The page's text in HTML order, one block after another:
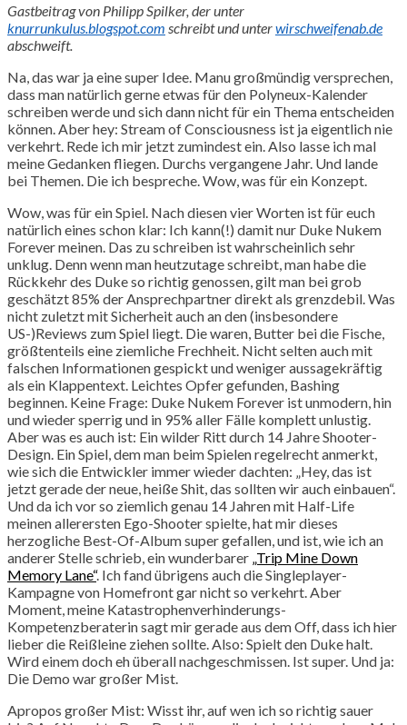
Gastbeitrag von Philipp Spilker, der unter
knurrunkulus.blogspot.com schreibt und unterwirschweifenab.de
abschweift.
Na, das war ja eine super Idee. Manu großmündig versprechen,
dass man natürlich gerne etwas für den Polyneux-Kalender
schreiben werde und sich dann nicht für ein Thema entscheiden
können. Aber hey: Stream of Consciousness ist ja eigentlich nie
verkehrt. Rede ich mir jetzt zumindest ein. Also lasse ich mal
meine Gedanken fliegen. Durchs vergangene Jahr. Und lande
bei Themen. Die ich bespreche. Wow, was für ein Konzept.
Wow, was für ein Spiel. Nach diesen vier Worten ist für euch
natürlich eines schon klar: Ich kann(!) damit nur Duke Nukem
Forever meinen. Das zu schreiben ist wahrscheinlich sehr
unklug. Denn wenn man heutzutage schreibt, man habe die
Rückkehr des Duke so richtig genossen, gilt man bei grob
geschätzt 85% der Ansprechpartner direkt als grenzdebil. Was
nicht zuletzt mit Sicherheit auch an den (insbesondere
US-)Reviews zum Spiel liegt. Die waren, Butter bei die Fische,
größtenteils eine ziemliche Frechheit. Nicht selten auch mit
falschen Informationen gespickt und weniger aussagekräftig
als ein Klappentext. Leichtes Opfer gefunden, Bashing
beginnen. Keine Frage: Duke Nukem Forever ist unmodern, hin
und wieder sperrig und in 95% aller Fälle komplett unlustig.
Aber was es auch ist: Ein wilder Ritt durch 14 Jahre Shooter-
Design. Ein Spiel, dem man beim Spielen regelrecht anmerkt,
wie sich die Entwickler immer wieder dachten: „Hey, das ist
jetzt gerade der neue, heiße Shit, das sollten wir auch einbauen“.
Und da ich vor so ziemlich genau 14 Jahren mit Half-Life
meinen allerersten Ego-Shooter spielte, hat mir dieses
herzogliche Best-Of-Album super gefallen, und ist, wie ich an
anderer Stelle schrieb, ein wunderbarer „Trip Mine Down
Memory Lane“. Ich fand übrigens auch die Singleplayer-
Kampagne von Homefront gar nicht so verkehrt. Aber
Moment, meine Katastrophenverhinderungs-
Kompetenzberaterin sagt mir gerade aus dem Off, dass ich hier
lieber die Reißleine ziehen sollte. Also: Spielt den Duke halt.
Wird einem doch eh überall nachgeschmissen. Ist super. Und ja:
Die Demo war großer Mist.
Apropos großer Mist: Wisst ihr, auf wen ich so richtig sauer